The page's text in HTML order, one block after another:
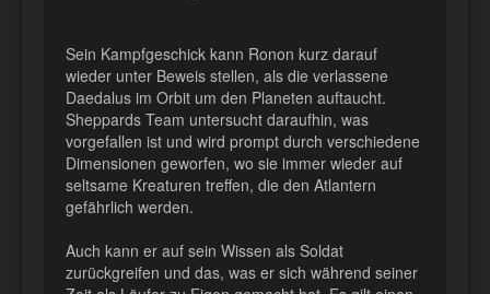
Sein Kampfgeschick kann Ronon kurz darauf
wieder unter Beweis stellen, als die verlassene
Daedalus im Orbit um den Planeten auftaucht.
Sheppards Team untersucht daraufhin, was
vorgefallen ist und wird prompt durch verschiedene
Dimensionen geworfen, wo sie immer wieder auf
seltsame Kreaturen treffen, die den Atlantern
gefährlich werden.
Auch kann er auf sein Wissen als Soldat
zurückgreifen und das, was er sich während seiner